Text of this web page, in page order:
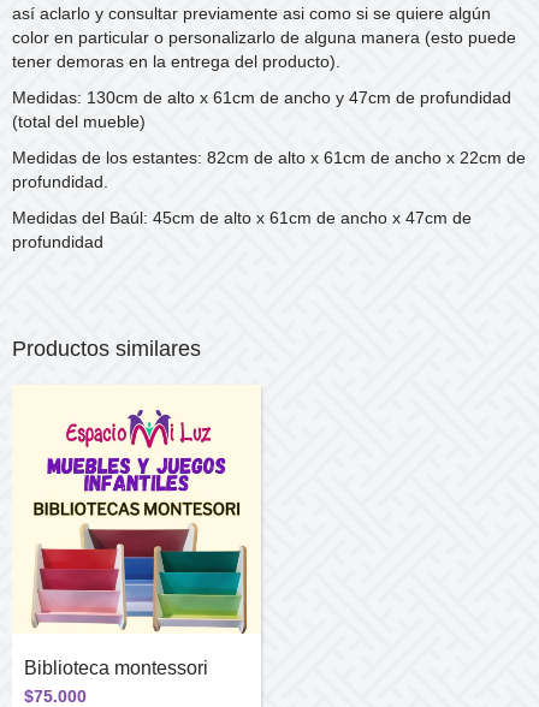
así aclarlo y consultar previamente asi como si se quiere algún
color en particular o personalizarlo de alguna manera (esto puede
tener demoras en la entrega del producto).
Medidas: 130cm de alto x 61cm de ancho y 47cm de profundidad
(total del mueble)
Medidas de los estantes: 82cm de alto x 61cm de ancho x 22cm de
profundidad.
Medidas del Baúl: 45cm de alto x 61cm de ancho x 47cm de
profundidad
Productos similares
Biblioteca montessori
$75.000